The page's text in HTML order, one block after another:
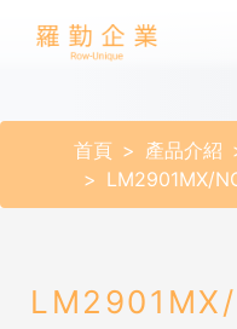
首頁 產品介紹
LM2901MX/